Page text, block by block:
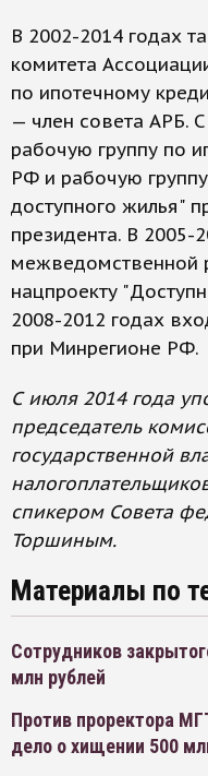
В 2002-2014 годах
комитета
по ипотечному
— член совета АРБ.
рабочую группу по
РФ и рабочую
доступного жилья"
президента. В 2005-
межведомственной
нацпроекту
2008-2012 годах
при Минрегионе РФ.
С июля 2014 года
председатель
государственной
спикером Совета
Торшиным.
Материалы по
Сотрудников
млн рублей
Против проректора
дело о хищении 500